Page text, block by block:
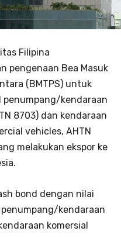
Filipina
pengenaan Bea Masuk
(BMTPS) untuk
penumpang/kendaraan
8703) dan kendaraan
vehicles, AHTN
melakukan ekspor ke
bond dengan nilai
kendaraan
komersial